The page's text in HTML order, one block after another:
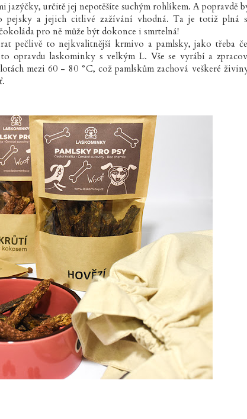
jazýčky, určitě jej nepotěšíte suchým rohlíkem. A popravdě
pejsky a jejich citlivé zažívání vhodná. Ta je totiž plná
pro ně může být dokonce i smrtelná!
pečlivě to nejkvalitnější krmivo a pamlsky, jako třeba
opravdu laskominky s velkým L. Vše se vyrábí a
mezi 60 - 80 °C, což pamlskům zachová veškeré